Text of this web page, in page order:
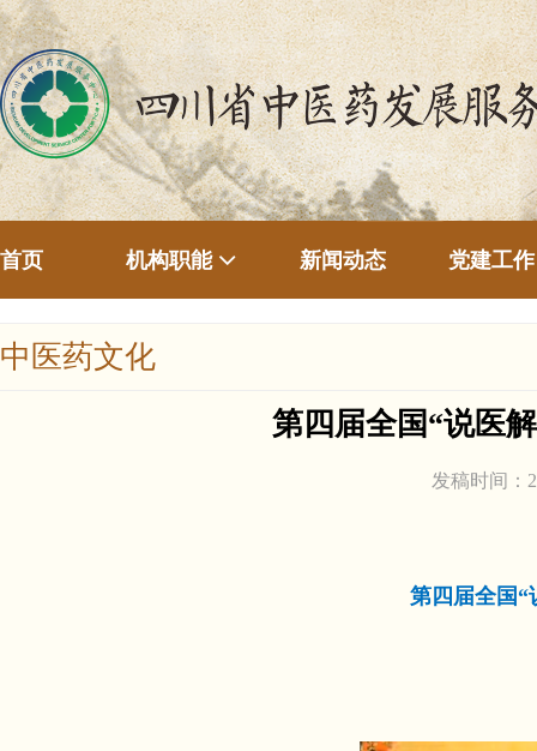
首页 机构职能 新闻动态 党建工作
中医药文化
第四届全国“说医
发稿时间：
第四届全国“